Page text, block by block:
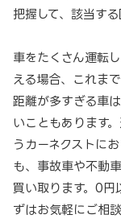
把握して、該当す
車をたくさん運転
える場合、これま
距離が多すぎる車
いこともあります
うカーネクストに
も、事故車や不動
買い取ります。0円
ずはお気軽にご相